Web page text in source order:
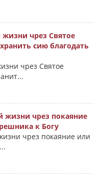
жизни чрез Святое
сию благодать
чрез Святое
жизни чрез покаяние
к Богу
чрез покаяние или